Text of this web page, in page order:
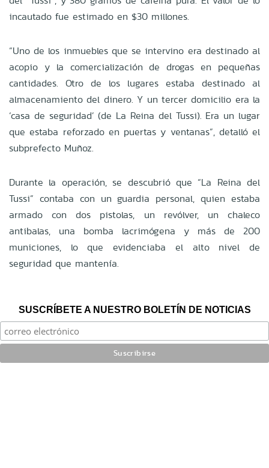
incautado fue estimado en $30 millones.
“Uno de los inmuebles que se intervino era destinado al
acopio y la comercialización de drogas en pequeñas
cantidades. Otro de los lugares estaba destinado al
almacenamiento del dinero. Y un tercer domicilio era la
‘casa de seguridad’ (de La Reina del Tussi). Era un lugar
que estaba reforzado en puertas y ventanas”, detalló el
subprefecto Muñoz.
Durante la operación, se descubrió que “La Reina del
Tussi” contaba con un guardia personal, quien estaba
armado con dos pistolas, un revólver, un chaleco
antibalas, una bomba lacrimógena y más de 200
municiones, lo que evidenciaba el alto nivel de
seguridad que mantenía.
SUSCRÍBETE A NUESTRO BOLETÍN DE NOTICIAS